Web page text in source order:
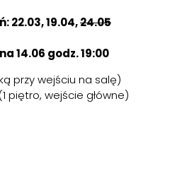
22.03, 19.04,24.05
14.06 godz. 19:00
przy wejściu na salę)
piętro, wejście główne)